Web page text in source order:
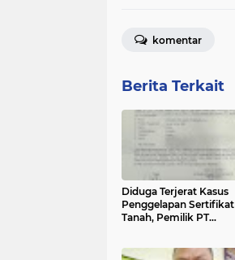
komentar
Berita Terkait
Diduga Terjerat Kasus
Penggelapan Sertifikat
Tanah, Pemilik PT